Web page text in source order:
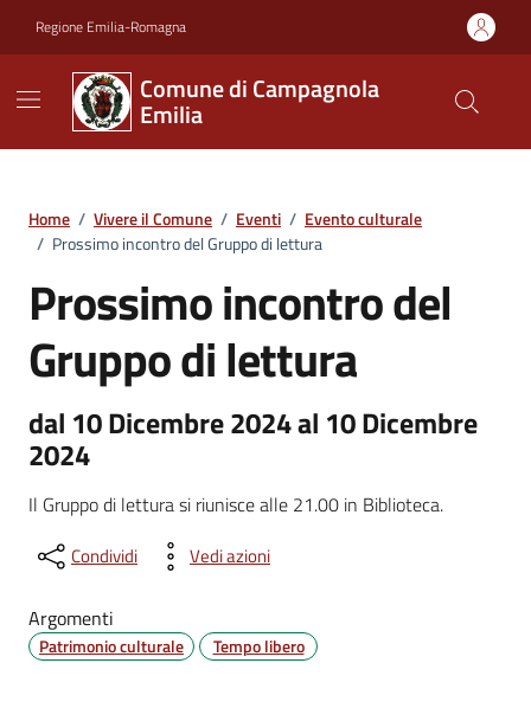
Regione Emilia-Romagna
Comune di Campagnola
Emilia
Home / Vivere il Comune / Eventi / Evento culturale
/ Prossimo incontro del Gruppo di lettura
Prossimo incontro del
Gruppo di lettura
dal 10 Dicembre 2024 al 10 Dicembre
2024
Il Gruppo di lettura si riunisce alle 21.00 in Biblioteca.
Condividi Vedi azioni
Argomenti
Patrimonio culturale Tempo libero